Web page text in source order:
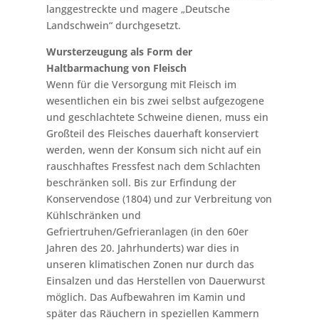
langgestreckte und magere „Deutsche
Landschwein“ durchgesetzt.
Wursterzeugung als Form der
Haltbarmachung von Fleisch
Wenn für die Versorgung mit Fleisch im
wesentlichen ein bis zwei selbst aufgezogene
und geschlachtete Schweine dienen, muss ein
Großteil des Fleisches dauerhaft konserviert
werden, wenn der Konsum sich nicht auf ein
rauschhaftes Fressfest nach dem Schlachten
beschränken soll. Bis zur Erfindung der
Konservendose (1804) und zur Verbreitung von
Kühlschränken und
Gefriertruhen/Gefrieranlagen (in den 60er
Jahren des 20. Jahrhunderts) war dies in
unseren klimatischen Zonen nur durch das
Einsalzen und das Herstellen von Dauerwurst
möglich. Das Aufbewahren im Kamin und
später das Räuchern in speziellen Kammern